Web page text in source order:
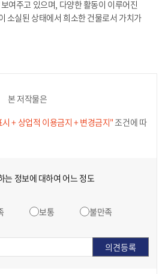
여주고 있으며, 다양한 활동이 이루어진
소실된 상태에서 희소한 건물로서 가치가
본 저작물은
+ 상업적 이용금지 + 변경금지"조건에 따
는 정보에 대하여 어느 정도
보통
불만족